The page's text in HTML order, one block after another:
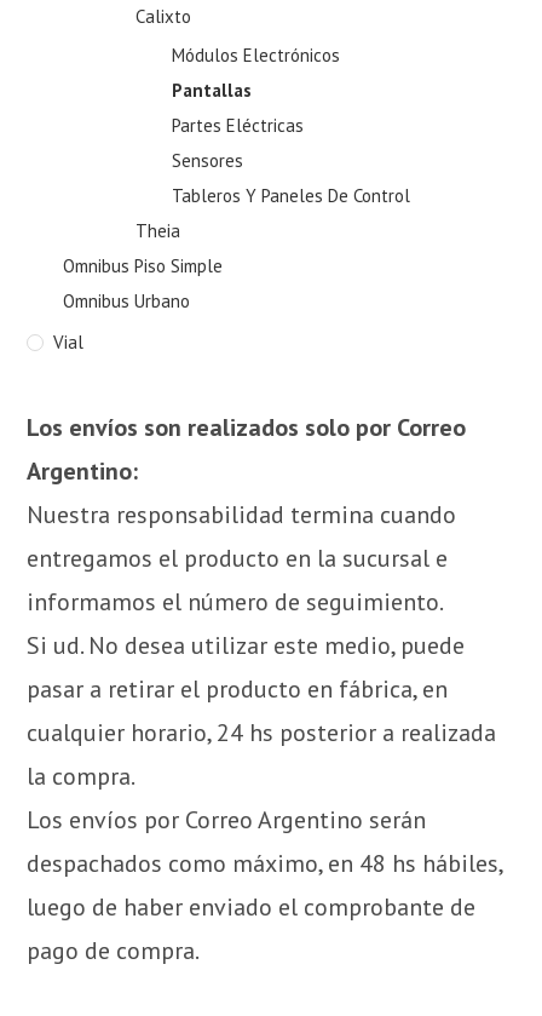
Calixto
Módulos Electrónicos
Pantallas
Partes Eléctricas
Sensores
Tableros Y Paneles De Control
Theia
Omnibus Piso Simple
Omnibus Urbano
Vial
Los envíos son realizados solo por Correo
Argentino:
Nuestra responsabilidad termina cuando
entregamos el producto en la sucursal e
informamos el número de seguimiento.
Si ud. No desea utilizar este medio, puede
pasar a retirar el producto en fábrica, en
cualquier horario, 24 hs posterior a realizada
la compra.
Los envíos por Correo Argentino serán
despachados como máximo, en 48 hs hábiles,
luego de haber enviado el comprobante de
pago de compra.